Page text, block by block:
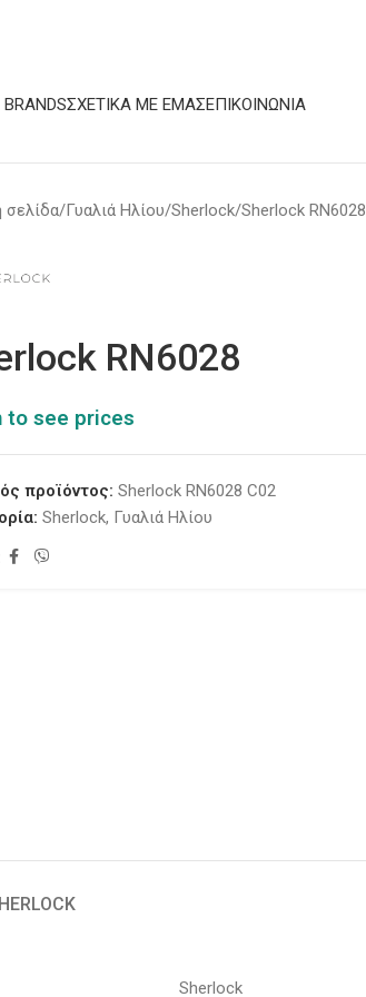
BRANDSΣΧΕΤΙΚΆ ΜΕ ΕΜΆΣΕΠΙΚΟΙΝΩΝΊΑ
σελίδα Γυαλιά Ηλίου Sherlock Sherlock RN6028
RN6028
to see prices
προϊόντος: Sherlock RN6028 C02
Sherlock, Γυαλιά Ηλίου
Sherlock